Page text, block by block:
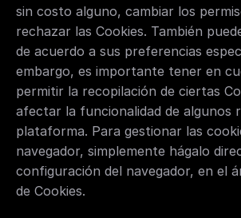
sin costo alguno, cambiar los
rechazar las Cookies. También
de acuerdo a sus preferencias
embargo, es importante tener en
permitir la recopilación de ciertas
afectar la funcionalidad de algunos
plataforma. Para gestionar las
navegador, simplemente hágalo
configuración del navegador, en el
de Cookies.